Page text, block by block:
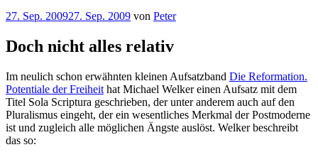
Veröffentlicht
27. Sep. 200927. Sep. 2009 von Peter
Doch nicht alles relativ
Im neulich schon erwähnten kleinen Aufsatzband Die Reformation.
Potentiale der Freiheit hat Michael Welker einen Aufsatz mit dem
Titel Sola Scriptura geschrieben, der unter anderem auch auf den
Pluralismus eingeht, der ein wesentliches Merkmal der Postmoderne
ist und zugleich alle möglichen Ängste auslöst. Welker beschreibt
das so: